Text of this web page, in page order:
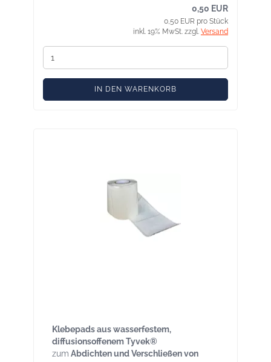
0,50 EUR
0,50 EUR pro Stück
inkl. 19% MwSt. zzgl. Versand
IN DEN WARENKORB
Klebepads aus wasserfestem,
diffusionsoffenem Tyvek®
zum Abdichten und Verschließen von